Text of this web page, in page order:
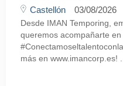
Castellón 03/08/2026
Desde IMAN Temporing,
queremos acompañarte
más en www.imancorp.es! ...